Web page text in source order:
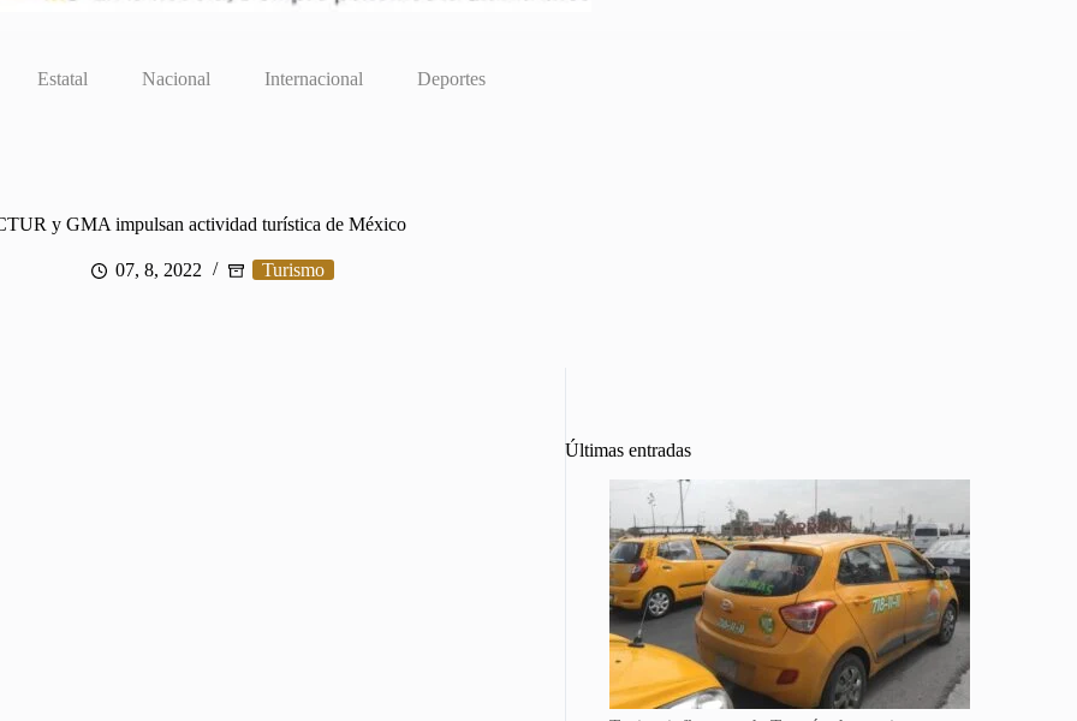
Estatal Nacional Internacional Deportes
y GMA impulsan actividad turística de México
07, 8, 2022 Turismo
Últimas entradas